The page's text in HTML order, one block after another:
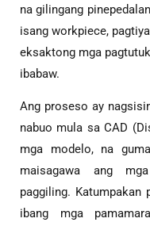
na gilingang
isang workpiece,
eksaktong mga
ibabaw.
Ang proseso ay
nabuo mula sa CAD
mga modelo, na
maisagawa ang
paggiling. Katumpakan
ibang mga